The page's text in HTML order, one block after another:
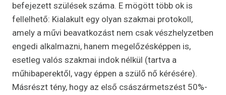
befejezett szülések száma. E mögött több ok is
fellelhető: Kialakult egy olyan szakmai protokoll,
amely a művi beavatkozást nem csak vészhelyzetben
engedi alkalmazni, hanem megelőzésképpen is,
esetleg valós szakmai indok nélkül (tartva a
műhibaperektől, vagy éppen a szülő nő kérésére).
Másrészt tény, hogy az első császármetszést 50%-